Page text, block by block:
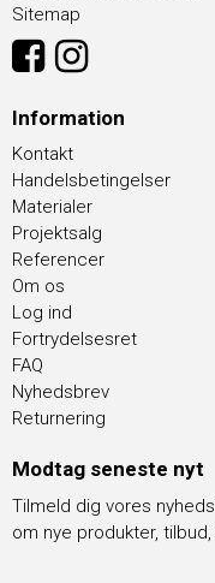
Sitemap
Information
Kontakt
Handelsbetingelser
Materialer
Projektsalg
Referencer
Om os
Log ind
Fortrydelsesret
FAQ
Nyhedsbrev
Returnering
Modtag seneste nyt
Tilmeld dig vores
om nye produkter,